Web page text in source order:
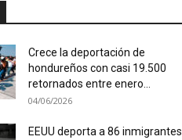
Crece la deportación de
hondureños con casi 19.500
retornados entre enero...
04/06/2026
EEUU deporta a 86 inmigrantes